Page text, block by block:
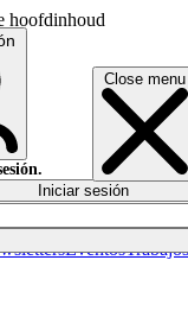
hoofdinhoud
Close menu
EventosTrabajos
Iniciar sesión